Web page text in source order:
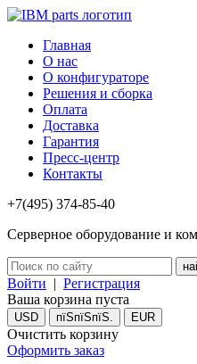
Главная
О нас
О конфигураторе
Решения и сборка
Оплата
Доставка
Гарантия
Пресс-центр
Контакты
+7(495) 374-85-40
Серверное оборудование и
Войти | Регистрация
Ваша корзина пуста
USD пїЅпїЅпїЅ. EUR
Очистить корзину
Оформить заказ